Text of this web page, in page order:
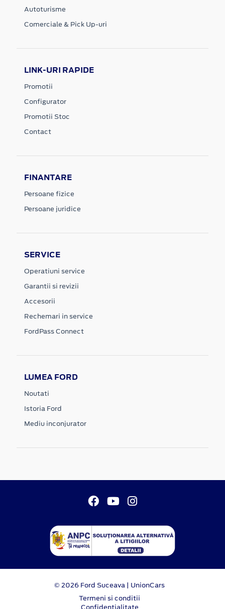
Autoturisme
Comerciale & Pick Up-uri
LINK-URI RAPIDE
Promotii
Configurator
Promotii Stoc
Contact
FINANTARE
Persoane fizice
Persoane juridice
SERVICE
Operatiuni service
Garantii si revizii
Accesorii
Rechemari in service
FordPass Connect
LUMEA FORD
Noutati
Istoria Ford
Mediu inconjurator
© 2026 Ford Suceava | UnionCars
Termeni si conditii